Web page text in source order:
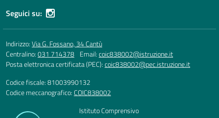
Seguici su:
Indirizzo:Via G. Fossano, 34 Cantù
Centralino:031 714378 Email:coic838002@istruzione.it
Posta elettronica certificata (PEC):coic838002@pec.istruzione.it
Codice fiscale: 81003990132
Codice meccanografico:COIC838002
Istituto Comprensivo